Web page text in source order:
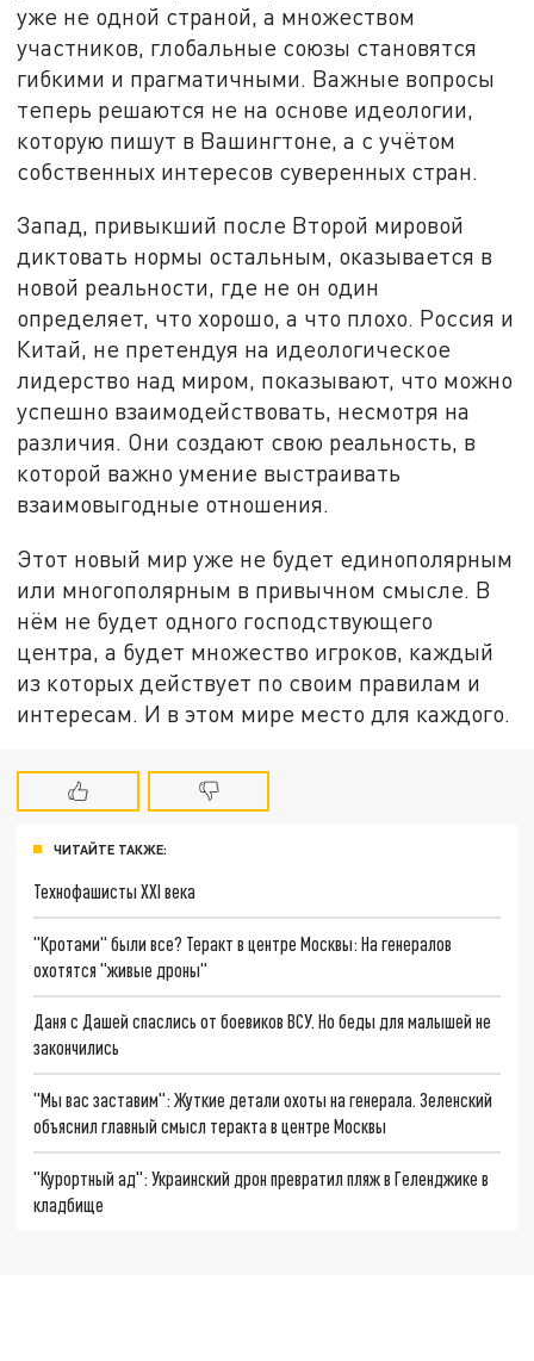
уже не одной страной, а множеством
участников, глобальные союзы становятся
гибкими и прагматичными. Важные вопросы
теперь решаются не на основе идеологии,
которую пишут в Вашингтоне, а с учётом
собственных интересов суверенных стран.
Запад, привыкший после Второй мировой
диктовать нормы остальным, оказывается в
новой реальности, где не он один
определяет, что хорошо, а что плохо. Россия и
Китай, не претендуя на идеологическое
лидерство над миром, показывают, что можно
успешно взаимодействовать, несмотря на
различия. Они создают свою реальность, в
которой важно умение выстраивать
взаимовыгодные отношения.
Этот новый мир уже не будет единополярным
или многополярным в привычном смысле. В
нём не будет одного господствующего
центра, а будет множество игроков, каждый
из которых действует по своим правилам и
интересам. И в этом мире место для каждого.
ЧИТАЙТЕ ТАКЖЕ:
Технофашисты XXI века
"Кротами" были все? Теракт в центре Москвы: На генералов
охотятся "живые дроны"
Даня с Дашей спаслись от боевиков ВСУ. Но беды для малышей не
закончились
"Мы вас заставим": Жуткие детали охоты на генерала. Зеленский
объяснил главный смысл теракта в центре Москвы
"Курортный ад": Украинский дрон превратил пляж в Геленджике в
кладбище